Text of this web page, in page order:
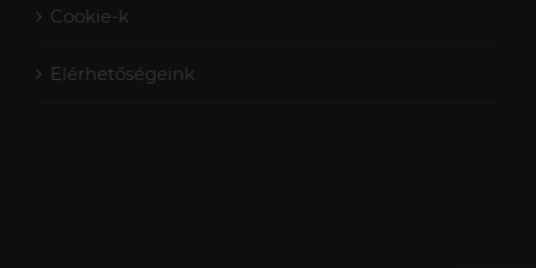
Cookie-k
Elérhetőségeink